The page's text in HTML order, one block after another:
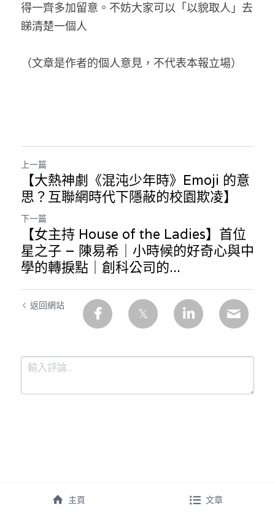
得一齊多加留意。不妨大家可以「以貌取人」去
睇清楚一個人
（文章是作者的個人意見，不代表本報立場）
上一篇
【大熱神劇《混沌少年時》Emoji 的意
思？互聯網時代下隱蔽的校園欺凌】
下一篇
【女主持 House of the Ladies】首位
星之子 – 陳易希｜小時候的好奇心與中
學的轉捩點｜創科公司的...
返回網站
主頁 文章